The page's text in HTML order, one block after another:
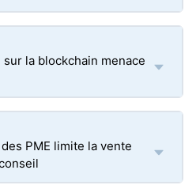
la blockchain menace
PME limite la vente